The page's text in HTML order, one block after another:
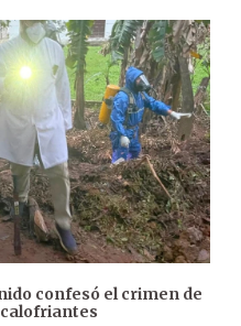
confesó el crimen de